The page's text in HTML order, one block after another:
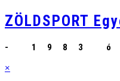
ZÖLDSPORT
- 1983
×